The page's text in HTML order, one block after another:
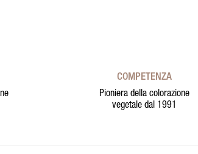
COMPETENZA
Pioniera della colorazione
vegetale dal 1991